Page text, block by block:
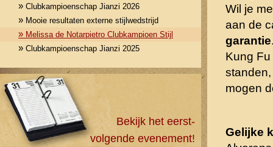
» Clubkampioenschap Jianzi 2026
» Mooie resultaten externe stijlwedstrijd
» Melissa de Notarpietro Clubkampioen Stijl
» Clubkampioenschap Jianzi 2025
Bekijk het eerst-
volgende evenement!
Wil je
aan de
garantie
Kung
mogen
Gelijke